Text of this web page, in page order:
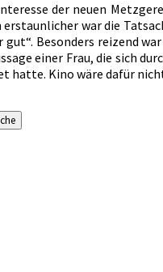
der neuen
war die
gut“. Besonders reizend
einer Frau, die sich
hatte. Kino wäre dafür